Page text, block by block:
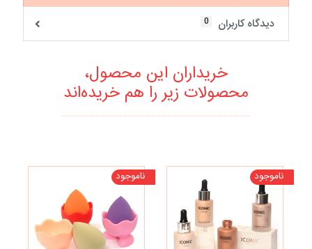
دیدگاه کاربران
0
خریداران این محصول،
محصولات زیر را هم خریده‌اند
ناموجود ناموجود